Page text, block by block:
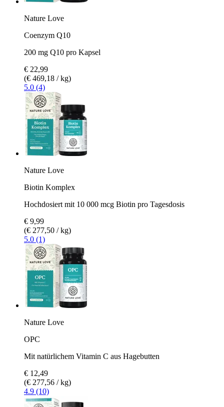
Nature Love
Coenzym Q10
200 mg Q10 pro Kapsel
€ 22,99
(€ 469,18 / kg)
5.0 (4)
Nature Love
Biotin Komplex
Hochdosiert mit 10 000 mcg Biotin pro Tagesdosis
€ 9,99
(€ 277,50 / kg)
5.0 (1)
Nature Love
OPC
Mit natürlichem Vitamin C aus Hagebutten
€ 12,49
(€ 277,56 / kg)
4.9 (10)